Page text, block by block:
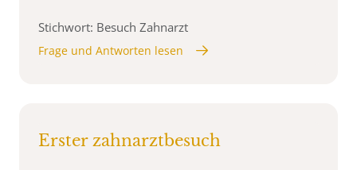
Stichwort: Besuch Zahnarzt
Frage und Antworten lesen
Erster zahnarztbesuch